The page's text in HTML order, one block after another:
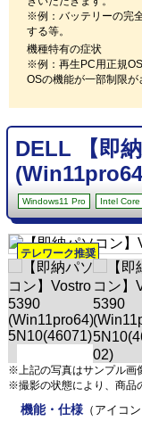
※例：バッテリーの完
する等。
機種特有の症状
※例：再生PC用正規
OSの機能が一部制限が
DELL 【即
Windows11 Pro Intel
テレワーク推奨
※上記の写真はサンプル画
※撮影の状態により、商品
機能・仕様（アイコ